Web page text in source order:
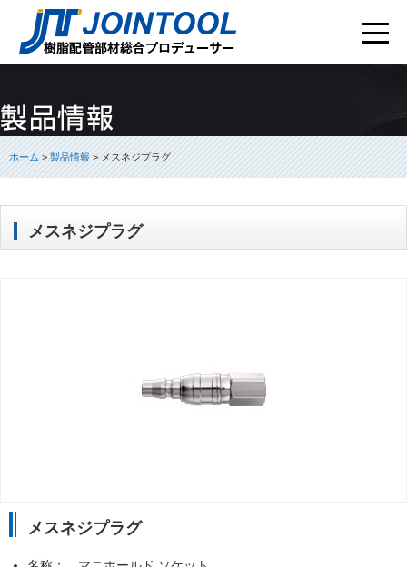
ホーム>製品情報>メスネジプラグ
メスネジプラグ
メスネジプラグ